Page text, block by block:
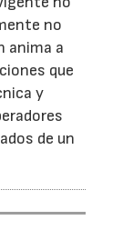
no
anima a
que
y
de un